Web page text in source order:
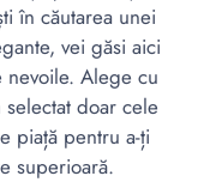
în căutarea unei
vei găsi aici
nevoile. Alege cu
doar cele
piață pentru a-ți
superioară.